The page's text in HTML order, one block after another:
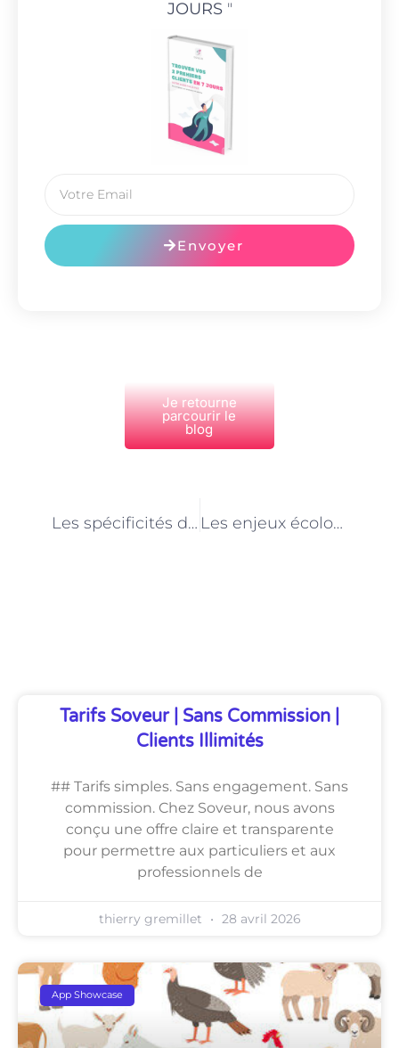
JOURS"
Envoyer
Je retourne
parcourir le
blog
Les spécificités de la toiture végétalisée à Paris Les enjeux écologiques liés à la rénovation de toiture à Paris
Tarifs Soveur | Sans Commission |
Clients Illimités
## Tarifs simples. Sans engagement. Sans
commission. Chez Soveur, nous avons
conçu une offre claire et transparente
pour permettre aux particuliers et aux
professionnels de
thierry gremillet 28 avril 2026
App Showcase